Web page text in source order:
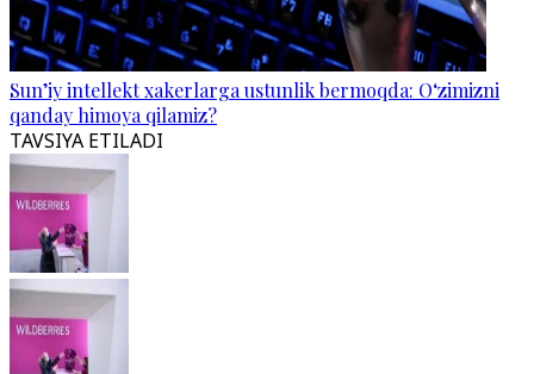
Sun’iy intellekt xakerlarga ustunlik bermoqda: O‘zimizni
qanday himoya qilamiz?
TAVSIYA ETILADI